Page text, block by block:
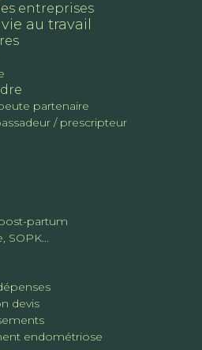
entreprises
au travail
partenaire
/ prescripteur
partum
SOPK...
devis
endométriose